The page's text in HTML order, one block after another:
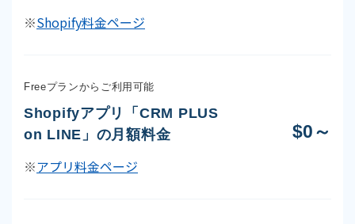
※Shopify料金ページ
Freeプランからご利用可能
Shopifyアプリ「CRM PLUS
on LINE」の月額料金
※アプリ料金ページ
$0～